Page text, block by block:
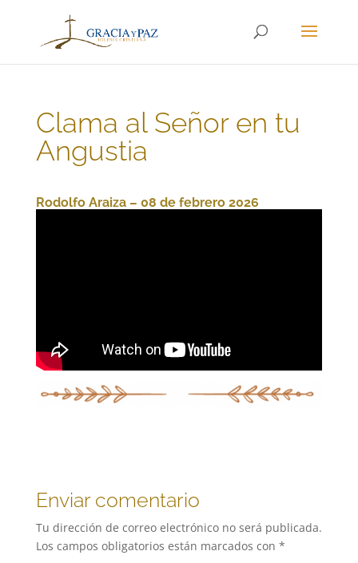
Clama al Señor en tu
Angustia
Rodolfo Araiza – 08 de febrero 2026
Enviar comentario
Tu dirección de correo electrónico no será publicada.
Los campos obligatorios están marcados con *